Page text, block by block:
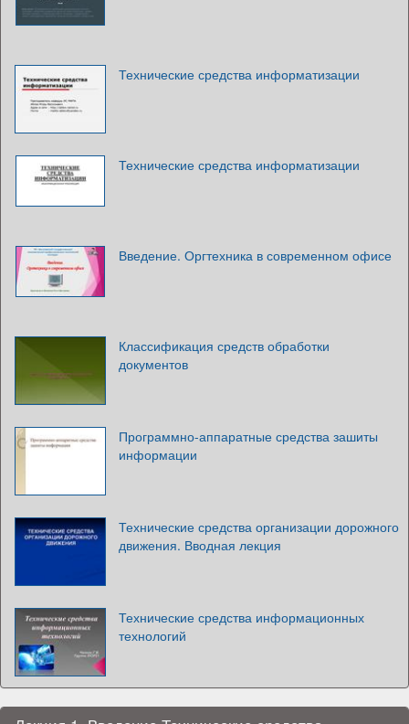
Технические средства информатизации
Технические средства информатизации
Введение. Оргтехника в современном офисе
Классификация средств обработки
документов
Программно-аппаратные средства зашиты
информации
Технические средства организации дорожного
движения. Вводная лекция
Технические средства информационных
технологий